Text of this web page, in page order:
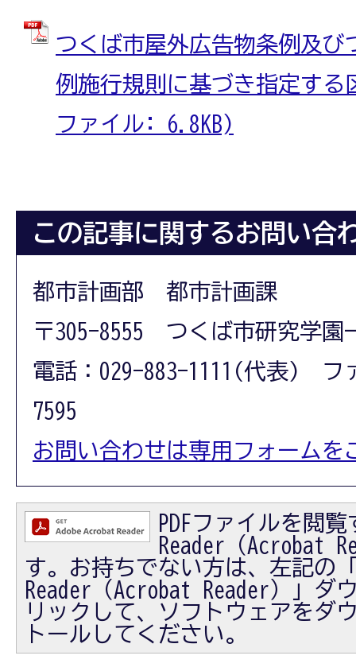
つくば市屋外広告物条例及び
例施行規則に基づき指定する
ファイル: 6.8KB)
この記事に関するお問い合
都市計画部 都市計画課
〒305-8555 つくば市研究学園
電話：029-883-1111(代表) フ
7595
お問い合わせは専用フォームを
PDFファイルを閲
Reader（Acrobat
す。お持ちでない方は、左記の
Reader（Acrobat Reader）」ダ
リックして、ソフトウェアをダ
トールしてください。